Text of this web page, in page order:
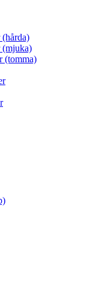
(hårda)
(mjuka)
(tomma)